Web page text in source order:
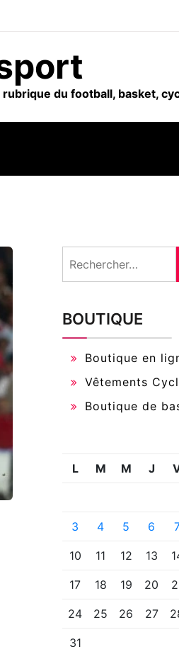
du football, basket,
BOUTIQUE
Boutique en
Vêtements
Boutique de
L M M J
3 4 5 6
10 11 12 13
17 18 19 20
24 25 26 27
31